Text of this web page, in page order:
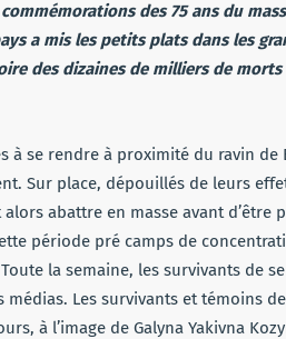
des 75 ans du
a mis les petits plats dans les
des dizaines de milliers de morts
à se rendre à proximité du ravin de
Sur place, dépouillés de leurs
abattre en masse avant d’être
période pré camps de
la semaine, les survivants de se
Les survivants et témoins
à l’image de Galyna Yakivna